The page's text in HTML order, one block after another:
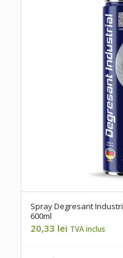
Spray Degresant
600ml
20,33 lei TVA inclus